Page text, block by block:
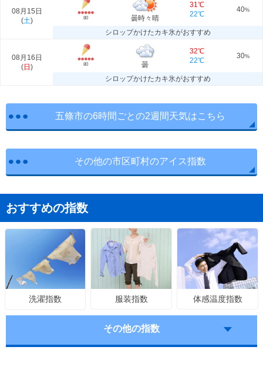
08月15日
(土) 80 曇時々晴
31℃
22℃
40%
シロップかけたカキ氷がおすすめ
08月16日
(日 ) 80 曇
32℃
22℃
30%
シロップかけたカキ氷がおすすめ
五條市の6時間ごとの2週間天気はこちら
その他の市区町村のアイス指数
おすすめの指数
洗濯指数 服装指数 体感温度指数
その他の指数